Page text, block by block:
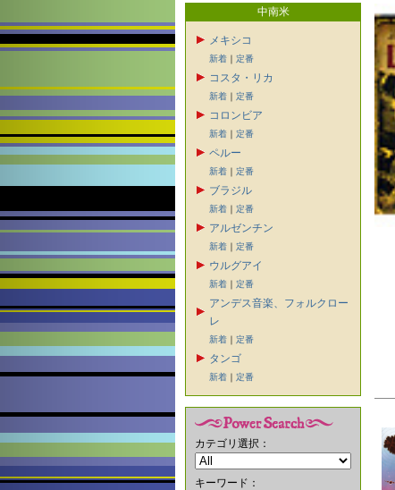
中南米
メキシコ
新着 ｜ 定番
コスタ・リカ
新着 ｜ 定番
コロンビア
新着 ｜ 定番
ペルー
新着 ｜ 定番
ブラジル
新着 ｜ 定番
アルゼンチン
新着 ｜ 定番
ウルグアイ
新着 ｜ 定番
アンデス音楽、フォルクロー
レ
新着 ｜ 定番
タンゴ
新着 ｜ 定番
カテゴリ選択：
キーワード：